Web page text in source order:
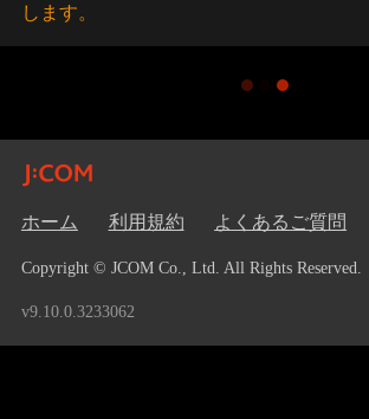
します。
ホーム 利用規約 よくあるご質問
Copyright © JCOM Co., Ltd. All Rights Reserved.
v9.10.0.3233062